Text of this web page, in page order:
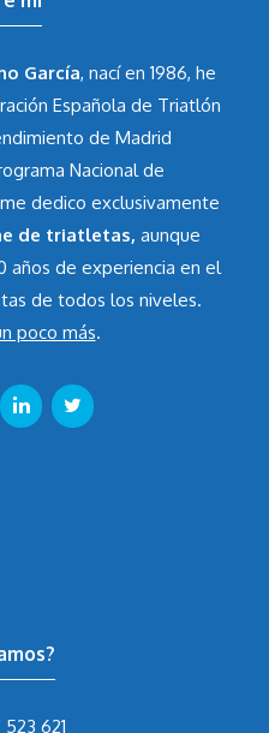
García, nací en 1986, he
Española de Triatlón
de Madrid
Nacional de
dedico exclusivamente
de triatletas, aunque
años de experiencia en el
de todos los niveles.
poco más.
621